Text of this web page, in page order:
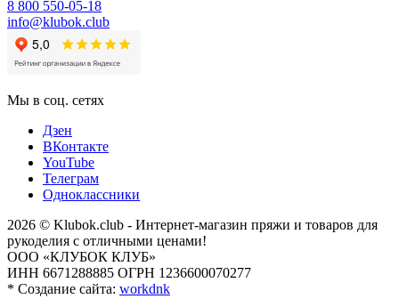
8 800 550-05-18
info@klubok.club
Мы в соц. сетях
Дзен
ВКонтакте
YouTube
Телеграм
Одноклассники
2026 © Klubok.club - Интернет-магазин пряжи и товаров для
рукоделия с отличными ценами!
ООО «КЛУБОК КЛУБ»
ИНН 6671288885 ОГРН 1236600070277
* Создание сайта: workdnk